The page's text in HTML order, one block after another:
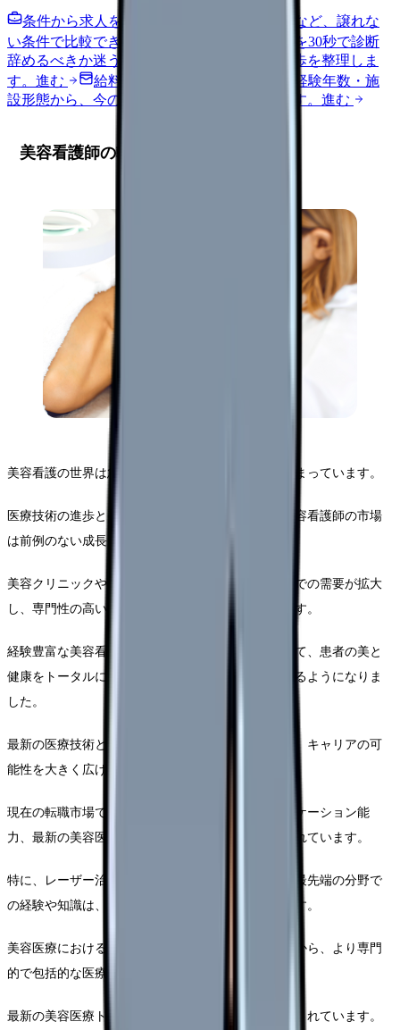
条件から求人を見る
夜勤回数・残業・通勤など、譲れな
い条件で比較できます。
職場の悩みを30秒で診断
辞めるべきか迷う前に、悩みの種類と次の一歩を整理しま
す。 進む 給料コンパスで比較する
地域・経験年数・施
設形態から、今の給料の現在地を確認できます。 進む
美容看護師の転職市場の現状
美容看護の世界は急速に変化し、専門性と需要が高まっています。
医療技術の進歩と美容への関心の高まりにより、美容看護師の市場
は前例のない成長を遂げています。
美容クリニックやエステティックサロン、医療機関での需要が拡大
し、専門性の高い看護師の活躍の場が広がっています。
経験豊富な美容看護師は、単なる医療従事者を超えて、患者の美と
健康をトータルにサポートする存在として認識されるようになりま
した。
最新の医療技術と美容の知識を兼ね備えた看護師は、キャリアの可
能性を大きく広げることができます。
現在の転職市場では、高度な専門スキル、コミュニケーション能
力、最新の美容医療知識を持つ看護師が高く評価されています。
特に、レーザー治療、美容皮膚科、再生医療など、最先端の分野で
の経験や知識は、転職において大きな強みとなります。
美容医療における看護師の役割は、従来の施術補助から、より専門
的で包括的な医療サービスへと進化しています。
最新の美容医療トレンドとして、以下の分野が注目されています。